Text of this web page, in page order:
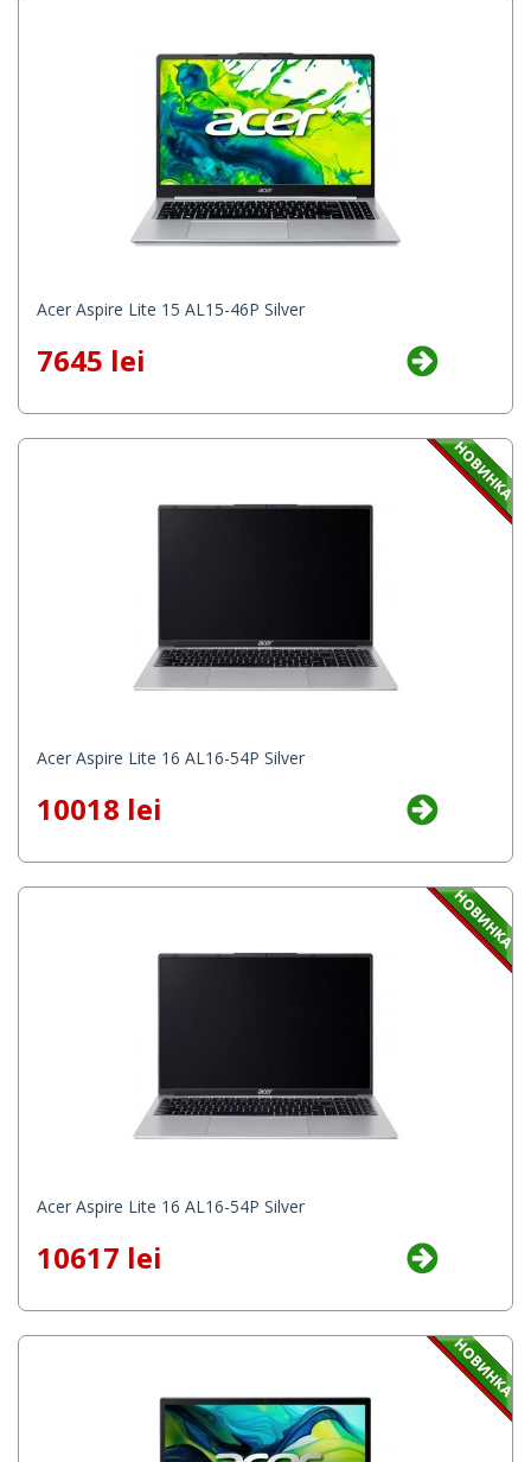
Acer Aspire Lite 15 AL15-46P Silver
7645 lei
Acer Aspire Lite 16 AL16-54P Silver
10018 lei
Acer Aspire Lite 16 AL16-54P Silver
10617 lei